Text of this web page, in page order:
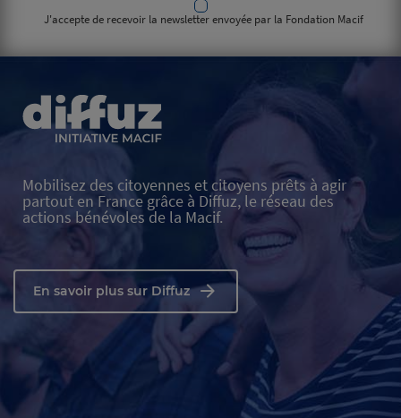
J'accepte de recevoir la newsletter envoyée par la Fondation Macif
Mobilisez des citoyennes et citoyens prêts à agir
partout en France grâce à Diffuz, le réseau des
actions bénévoles de la Macif.
En savoir plus sur Diffuz